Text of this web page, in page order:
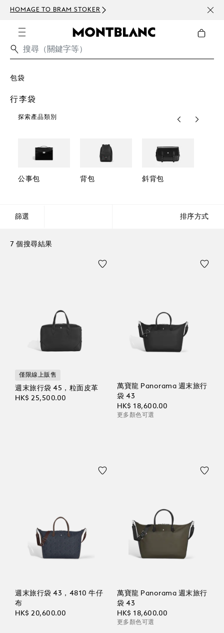
HOMAGE TO BRAM STOKER 訂閱
包袋
行李袋
探索產品類別
公事包 背包 斜背包
篩選 排序方式
7 個搜尋結果
僅限線上販售
週末旅行袋 45，粒面皮革
HK$ 25,500.00
萬寶龍 Panorama 週末旅行
袋 43
HK$ 18,600.00
更多顏色可選
週末旅行袋 43，4810 牛仔
布
HK$ 20,600.00
萬寶龍 Panorama 週末旅行
袋 43
HK$ 18,600.00
更多顏色可選